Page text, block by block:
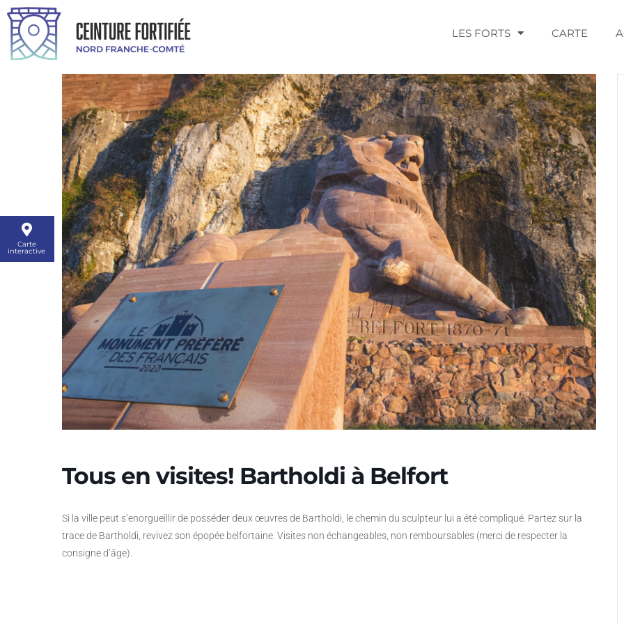
LES FORTS CARTE
Carte
interactive
Tous en visites! Bartholdi à Belfort
Si la ville peut s’enorgueillir de posséder deux œuvres de Bartholdi, le chemin du sculpteur lui a été compliqué. Partez sur la
trace de Bartholdi, revivez son épopée belfortaine. Visites non échangeables, non remboursables (merci de respecter la
consigne d’âge).